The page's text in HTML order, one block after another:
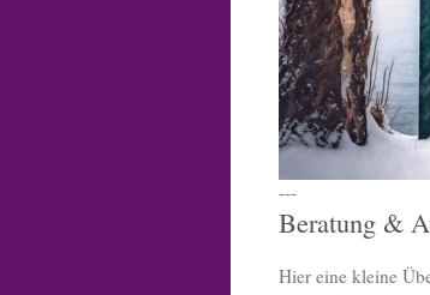
---
Beratung &
Hier eine kleine